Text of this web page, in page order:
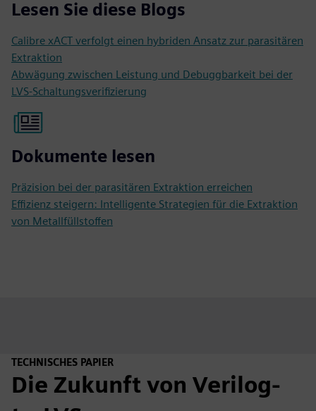
Lesen Sie diese Blogs
Calibre xACT verfolgt einen hybriden Ansatz zur parasitären
Extraktion
Abwägung zwischen Leistung und Debuggbarkeit bei der
LVS-Schaltungsverifizierung
Dokumente lesen
Präzision bei der parasitären Extraktion erreichen
Effizienz steigern: Intelligente Strategien für die Extraktion
von Metallfüllstoffen
TECHNISCHES PAPIER
Die Zukunft von Verilog-